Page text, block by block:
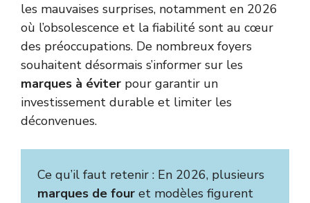
les mauvaises surprises, notamment en 2026
où l’obsolescence et la fiabilité sont au cœur
des préoccupations. De nombreux foyers
souhaitent désormais s’informer sur les
marques à éviter pour garantir un
investissement durable et limiter les
déconvenues.
Ce qu’il faut retenir : En 2026, plusieurs
marques de four et modèles figurent